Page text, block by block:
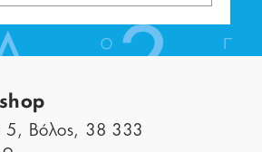
5, Βόλος, 38 333